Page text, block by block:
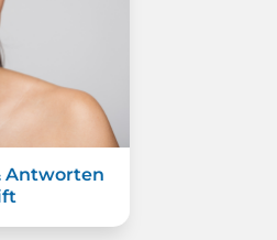
Antworten